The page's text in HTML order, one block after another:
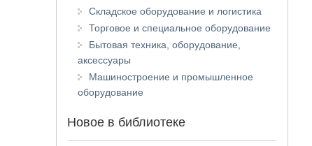
Складское оборудование и логистика
Торговое и специальное оборудование
Бытовая техника, оборудование,
аксессуары
Машиностроение и промышленное
оборудование
Новое в библиотеке